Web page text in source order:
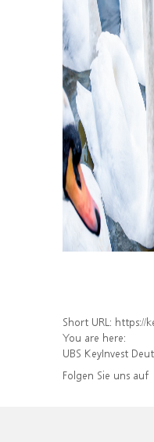
Short URL: https://
You are here:
UBS KeyInvest
Folgen Sie uns auf